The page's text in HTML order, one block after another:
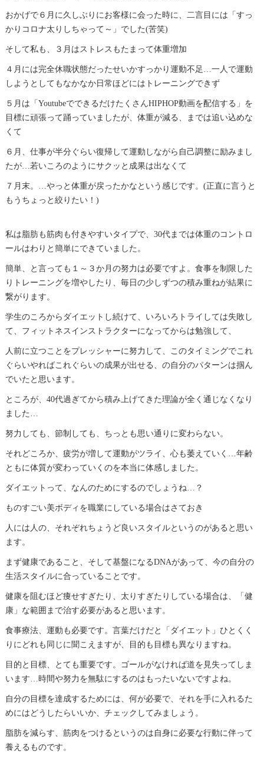
おかげで６月に久しぶりにお客様に会った時に、二言目には「すっ
かりコロナ太りしちゃって～」でした(苦笑)
そして私も、３月はストレスもたまって体重増加
４月には完全休職状態だったせいかすっかり運動不足…一人で運動
しようとしてもなかなか日常ほどにはトレーニングできず
５月は「YoutubeでできるだけたくさんHIPHOP動画を配信する」を
目標に頑張って踊っていましたが、体重が減る、までは追い込めな
くて
６月、仕事が半分ぐらい復帰して運動しながら自己調整に励みまし
たが…若いころのようにサクッと成果は出なくて
７月末。…やっと体重が戻ったかなという感じです。(正直に言うと
もうちょっと絞りたい！)
私は脂肪も筋肉も付きやすいタイプで、30代までは体重のコントロ
ールはわりと簡単にできていました。
簡単、と言っても１～３か月の努力は必要ですよ。食事を制限した
りトレーニングを増やしたり、毎日の少しずつの積み重ねが結果に
繋がります。
学生のころからダイエットし続けて、いろいろトライしては失敗し
て、フィットネスインストラクターになってからは勉強して、
人前に立つことをプレッシャーに努力して、このタイミングでこれ
ぐらいやればこれぐらいの成果が出せる、の自分のパターンは掴ん
でいたと思います。
ところが、40代過ぎてから積み上げてきた理論が全く通じなくなり
ました…
努力しても、節制しても、ちっとも思い通りに変わらない。
それどころか、疲労が増して運動がツライ、心も萎えていく…年齢
ともに体質が変わっていくのを本当に体感しました。
ダイエットって、なんのためにするのでしょうね…？
ものすごい美ボディを職業にしている場合はさておき
人には人の、それぞれちょうど良いスタイルというのがあると思い
ます。
まず健康であること、そして基盤になるDNAがあって、今の自分の
生活スタイルに合っていることです。
健康を阻むほど痩せすぎたり、太りすぎたりしている場合は、「健
康」な範囲まで治す必要があると思います。
食事療法、運動も必要です。言葉だけだと「ダイエット」ひとくく
りにどれも同じに聞こえますが、目的も目標も異なりますね。
目的と目標、とても重要です。ゴールがなければ道を見失ってしま
います…時間や努力を無駄にするのはもったいないですよね。
自分の目標を達成するためには、何が必要で、それを手に入れるた
めにはどうしたらいいか、チェックしてみましょう。
脂肪を減らす、筋肉をつけるというのは自身に必要な行動に伴って
養えるものです。